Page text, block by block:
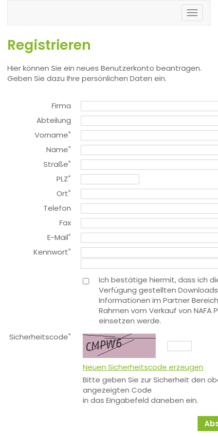
Registrieren
Hier können Sie ein neues Benutzerkonto beantragen.
Geben Sie dazu Ihre persönlichen Daten ein.
Firma
Abteilung
Vorname*
Name*
Straße*
PLZ*
Ort*
Telefon
Fax
E-Mail*
Kennwort*
Ich bestätige hiermit, dass ich
Verfügung gestellten
Informationen im Partner
Rahmen vom Verkauf von NAFA
einsetzen werde.
Sicherheitscode*
Neuen Sicherheitscode erzeugen
Bitte geben Sie zur Sicherheit den
angezeigten Code
in das Eingabefeld daneben ein.